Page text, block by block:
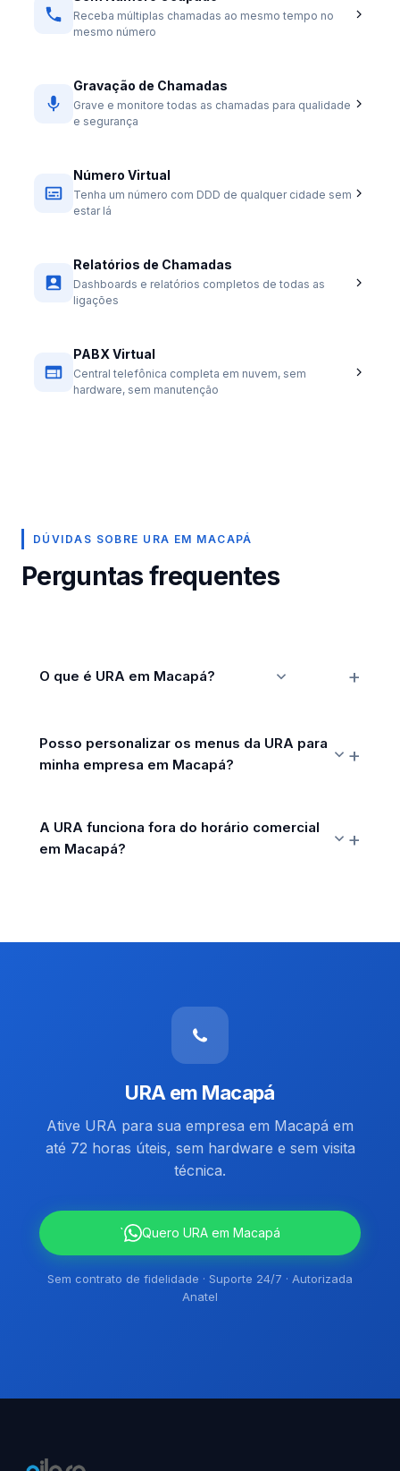
Receba múltiplas chamadas ao mesmo tempo no
mesmo número
Gravação de Chamadas
Grave e monitore todas as chamadas para qualidade
e segurança
Número Virtual
Tenha um número com DDD de qualquer cidade sem
estar lá
Relatórios de Chamadas
Dashboards e relatórios completos de todas as
ligações
PABX Virtual
Central telefônica completa em nuvem, sem
hardware, sem manutenção
DÚVIDAS SOBRE URA EM MACAPÁ
Perguntas frequentes
O que é URA em Macapá?
Posso personalizar os menus da URA para
minha empresa em Macapá?
A URA funciona fora do horário comercial
em Macapá?
URA em Macapá
Ative URA para sua empresa em Macapá em
até 72 horas úteis, sem hardware e sem visita
técnica.
` Quero URA em Macapá
Sem contrato de fidelidade · Suporte 24/7 · Autorizada
Anatel